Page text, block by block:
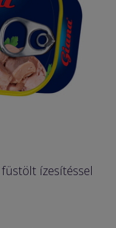
ízesítéssel